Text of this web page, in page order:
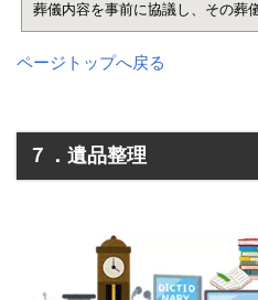
葬儀内容を事前に協議し、その葬
ページトップへ戻る
７．遺品整理